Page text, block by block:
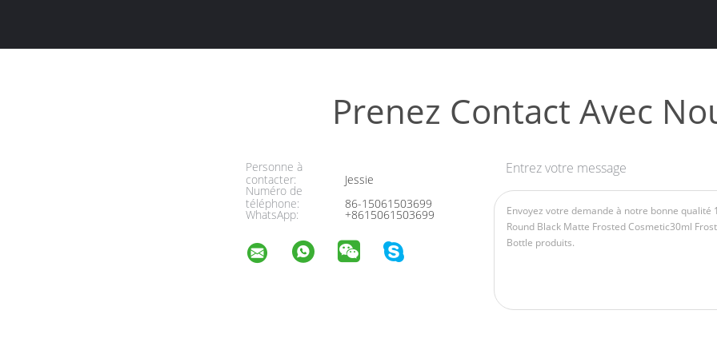
Prenez Contact Avec
Personne à
contacter:
Jessie
Numéro de
téléphone:
86-15061503699
WhatsApp: +8615061503699
Entrez votre message